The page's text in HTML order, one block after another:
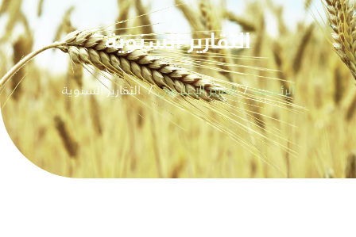
التقارير السنوية
الرئيسية المركز الإعلامي التقارير السنوية